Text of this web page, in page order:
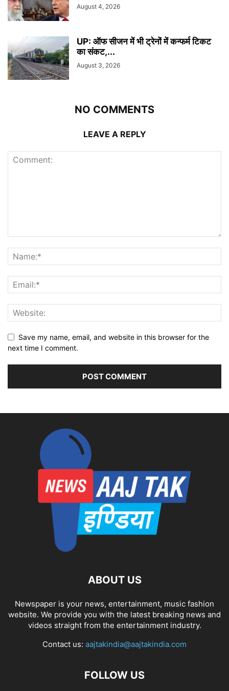
August 4, 2026
UP: ऑफ सीजन में भी ट्रेनों में कन्फर्म टिकट
का संकट,...
August 3, 2026
NO COMMENTS
LEAVE A REPLY
Save my name, email, and website in this browser for the
next time I comment.
ABOUT US
Newspaper is your news, entertainment, music fashion
website. We provide you with the latest breaking news and
videos straight from the entertainment industry.
Contact us: aajtakindia@aajtakindia.com
FOLLOW US